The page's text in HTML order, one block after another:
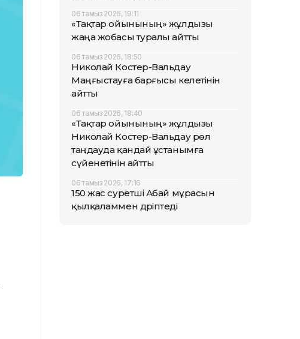
06 тамыз 2026, 19:11
«Тақтар ойынының» жұлдызы
жаңа жобасы туралы айтты
06 тамыз 2026, 18:50
Николай Костер-Вальдау
Маңғыстауға барғысы келетінін
айтты
06 тамыз 2026, 18:40
«Тақтар ойынының» жұлдызы
Николай Костер-Вальдау рөл
таңдауда қандай ұстанымға
сүйенетінін айтты
06 тамыз 2026, 17:16
150 жас суретші Абай мұрасын
қылқаламмен дәріптеді